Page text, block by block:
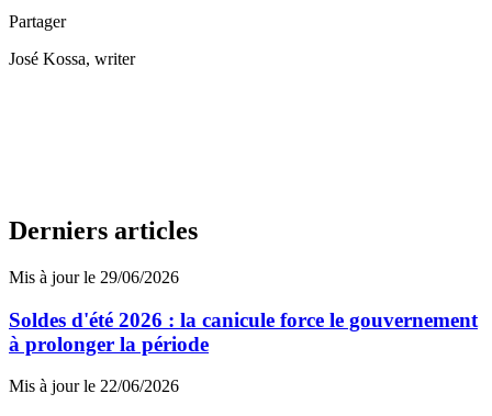
Partager
José Kossa, writer
Derniers articles
Mis à jour le 29/06/2026
Soldes d'été 2026 : la canicule force le gouvernement
à prolonger la période
Mis à jour le 22/06/2026